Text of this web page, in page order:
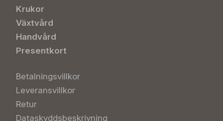
Krukor
Växtvård
Handvård
Presentkort
Betalningsvillkor
Leveransvillkor
Retur
Dataskyddsbeskrivning